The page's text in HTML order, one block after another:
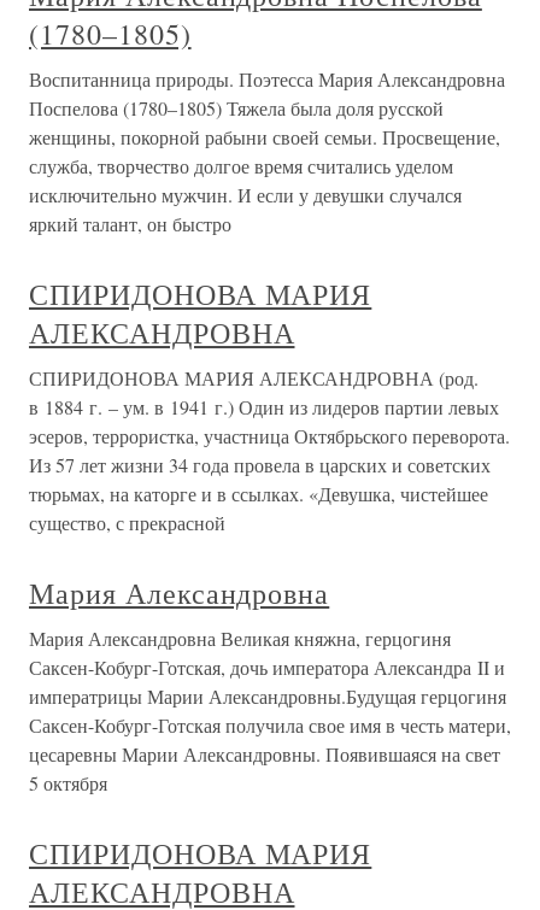
(1780–1805)
Воспитанница природы. Поэтесса Мария Александровна
Поспелова (1780–1805) Тяжела была доля русской
женщины, покорной рабыни своей семьи. Просвещение,
служба, творчество долгое время считались уделом
исключительно мужчин. И если у девушки случался
яркий талант, он быстро
СПИРИДОНОВА МАРИЯ
АЛЕКСАНДРОВНА
СПИРИДОНОВА МАРИЯ АЛЕКСАНДРОВНА (род.
в 1884 г. – ум. в 1941 г.) Один из лидеров партии левых
эсеров, террористка, участница Октябрьского переворота.
Из 57 лет жизни 34 года провела в царских и советских
тюрьмах, на каторге и в ссылках. «Девушка, чистейшее
существо, с прекрасной
Мария Александровна
Мария Александровна Великая княжна, герцогиня
Саксен-Кобург-Готская, дочь императора Александра II и
императрицы Марии Александровны.Будущая герцогиня
Саксен-Кобург-Готская получила свое имя в честь матери,
цесаревны Марии Александровны. Появившаяся на свет
5 октября
СПИРИДОНОВА МАРИЯ
АЛЕКСАНДРОВНА